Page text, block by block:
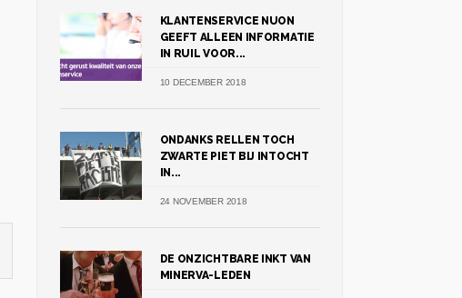
KLANTENSERVICE NUON
GEEFT ALLEEN INFORMATIE
IN RUIL VOOR...
10 DECEMBER 2018
ONDANKS RELLEN TOCH
ZWARTE PIET BIJ INTOCHT
IN...
24 NOVEMBER 2018
DE ONZICHTBARE INKT VAN
MINERVA-LEDEN